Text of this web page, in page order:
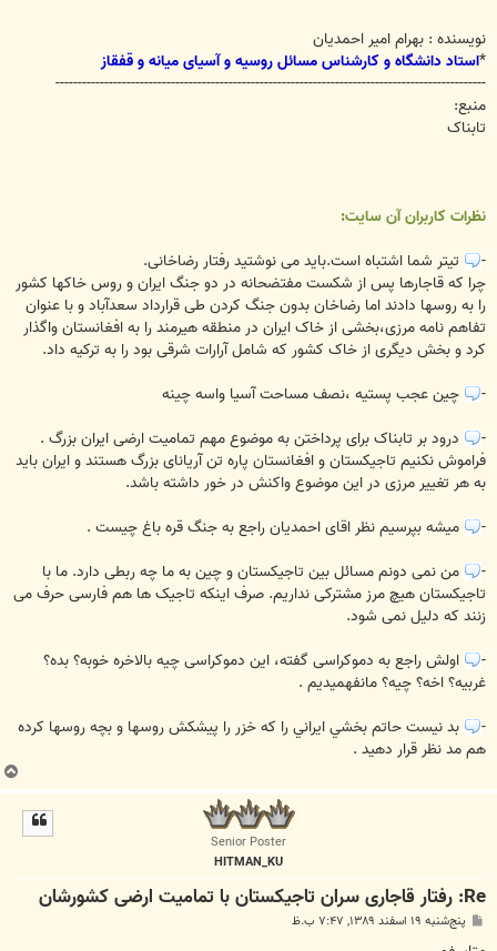
نویسنده : بهرام امیر احمدیان
*استاد دانشگاه و کارشناس مسائل روسیه و آسیای میانه و قفقاز
-------------------------------------------------------------------------------------------------
منبع:
تابناک
نظرات کاربران آن سایت:
-
تیتر شما اشتباه است.باید می نوشتید رفتار رضاخانی.
چرا که قاجارها پس از شکست مفتضحانه در دو جنگ ایران و روس خاکها کشور
را به روسها دادند اما رضاخان بدون جنگ کردن طی قرارداد سعدآباد و با عنوان
تفاهم نامه مرزی،بخشی از خاک ایران در منطقه هیرمند را به افغانستان واگذار
کرد و بخش دیگری از خاک کشور که شامل آرارات شرقی بود را به ترکیه داد.
-
چین عجب پستیه ،نصف مساحت آسیا واسه چینه
-
درود بر تابناک برای پرداختن به موضوع مهم تمامیت ارضی ایران بزرگ .
فراموش نکنیم تاجیکستان و افغانستان پاره تن آریانای بزرگ هستند و ایران باید
به هر تغییر مرزی در این موضوع واکنش در خور داشته باشد.
-
میشه بپرسیم نظر اقای احمدیان راجع به جنگ قره باغ چیست .
-
من نمی دونم مسائل بین تاجیکستان و چین به ما چه ربطی دارد. ما با
تاجیکستان هیچ مرز مشترکی نداریم. صرف اینکه تاجیک ها هم فارسی حرف می
زنند که دلیل نمی شود.
-
اولش راجع به دموکراسی گفته، این دموکراسی چیه بالاخره خوبه؟ بده؟
غربیه؟ اخه؟ چیه؟ مانفهمیدیم .
-
بد نيست حاتم بخشي ايراني را كه خزر را پيشكش روسها و بچه روسها كرده
هم مد نظر قرار دهيد .
Senior Poster
HITMAN_KU
Re: رفتار قاجاری سران تاجیکستان با تمامیت ارضی کشورشان
س
پنج‌شنبه ۱۹ اسفند ۱۳۸۹, ۷:۴۷ ب.ظ